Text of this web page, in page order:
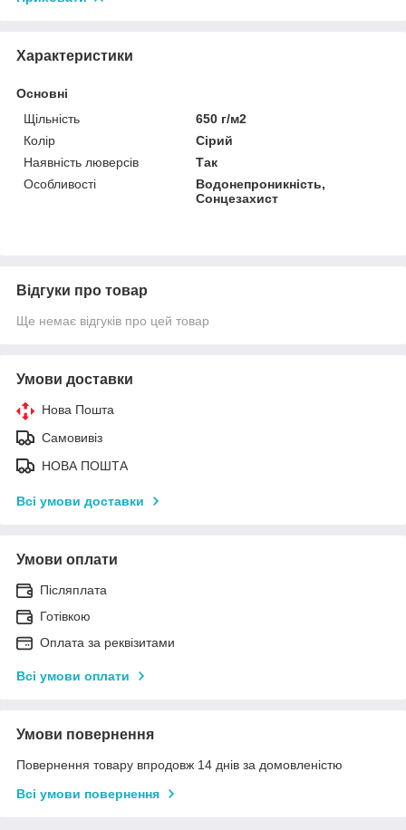
Характеристики
Основні
Щільність
650 г/м2
Колір
Сірий
Наявність люверсів
Так
Особливості
Водонепроникність,
Сонцезахист
Відгуки про товар
Ще немає відгуків про цей товар
Умови доставки
Нова Пошта
Самовивіз
НОВА ПОШТА
Всі умови доставки
Умови оплати
Післяплата
Готівкою
Оплата за реквізитами
Всі умови оплати
Умови повернення
Повернення товару впродовж 14 днів за домовленістю
Всі умови повернення